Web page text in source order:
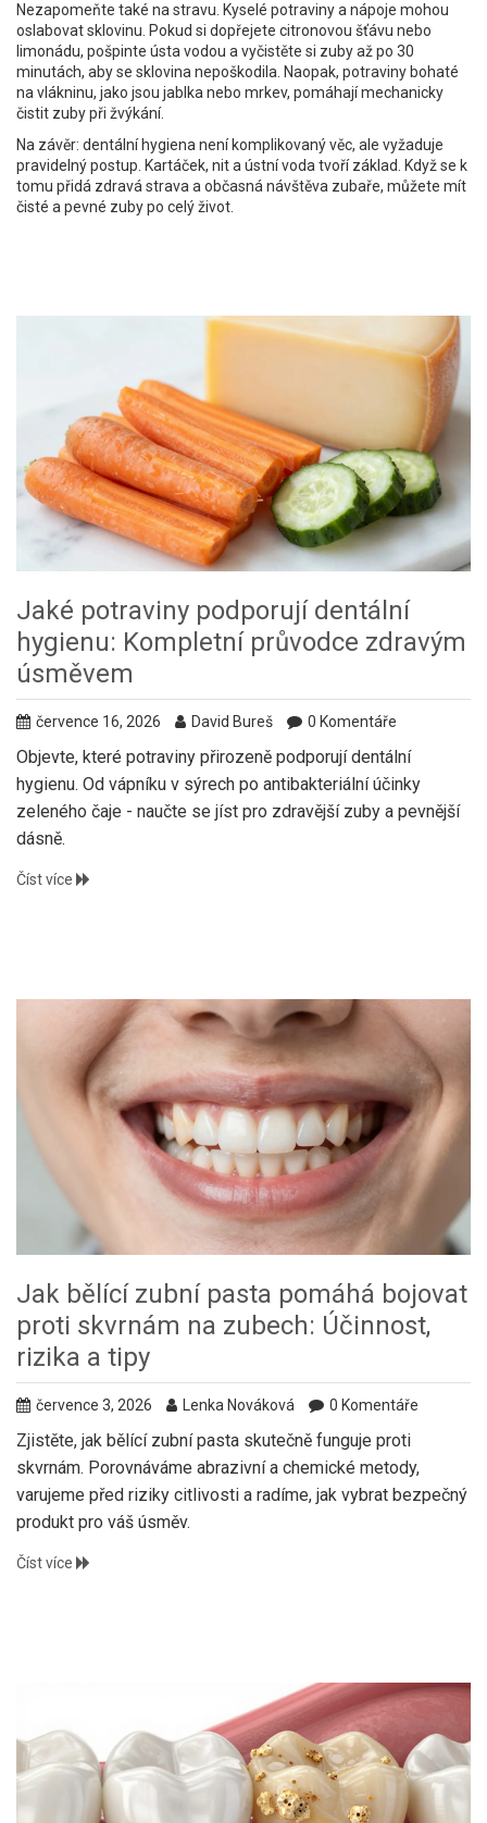
Nezapomeňte také na stravu. Kyselé potraviny a nápoje mohou
oslabovat sklovinu. Pokud si dopřejete citronovou šťávu nebo
limonádu, pošpinte ústa vodou a vyčistěte si zuby až po 30
minutách, aby se sklovina nepoškodila. Naopak, potraviny bohaté
na vlákninu, jako jsou jablka nebo mrkev, pomáhají mechanicky
čistit zuby při žvýkání.
Na závěr: dentální hygiena není komplikovaný věc, ale vyžaduje
pravidelný postup. Kartáček, nit a ústní voda tvoří základ. Když se k
tomu přidá zdravá strava a občasná návštěva zubaře, můžete mít
čisté a pevné zuby po celý život.
Jaké potraviny podporují dentální
hygienu: Kompletní průvodce zdravým
úsměvem
července 16, 2026 David Bureš 0 Komentáře
Objevte, které potraviny přirozeně podporují dentální
hygienu. Od vápníku v sýrech po antibakteriální účinky
zeleného čaje - naučte se jíst pro zdravější zuby a pevnější
dásně.
Číst více
Jak bělící zubní pasta pomáhá bojovat
proti skvrnám na zubech: Účinnost,
rizika a tipy
července 3, 2026 Lenka Nováková 0 Komentáře
Zjistěte, jak bělící zubní pasta skutečně funguje proti
skvrnám. Porovnáváme abrazivní a chemické metody,
varujeme před riziky citlivosti a radíme, jak vybrat bezpečný
produkt pro váš úsměv.
Číst více